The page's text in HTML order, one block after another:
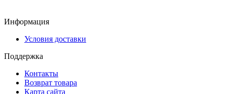
Информация
Условия доставки
Поддержка
Контакты
Возврат товара
Карта сайта